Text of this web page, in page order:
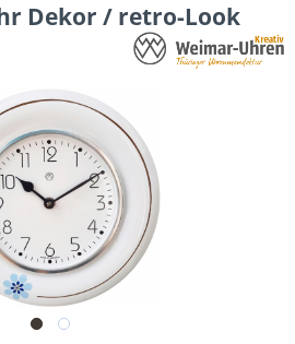
Dekor / retro-Look